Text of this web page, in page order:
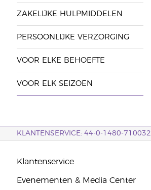
ZAKELIJKE HULPMIDDELEN
PERSOONLIJKE VERZORGING
VOOR ELKE BEHOEFTE
VOOR ELK SEIZOEN
KLANTENSERVICE: 44-0-1480-710032
Klantenservice
Evenementen & Media Center